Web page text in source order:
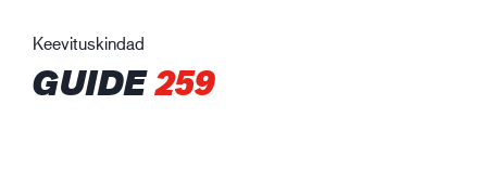
Keevituskindad
GUIDE259